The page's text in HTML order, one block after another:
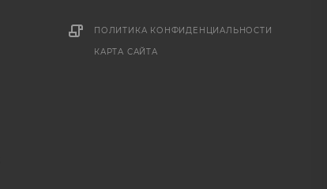
ПОЛИТИКА КОНФИДЕНЦИАЛЬНОСТИ
КАРТА САЙТА